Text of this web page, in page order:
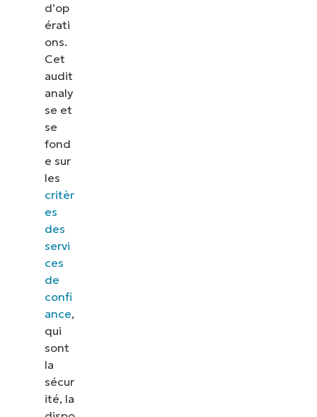
d’op
érati
ons.
Cet
audit
analy
se et
se
fond
e sur
les
critèr
es
des
servi
ces
de
confi
ance,
qui
sont
la
sécur
ité, la